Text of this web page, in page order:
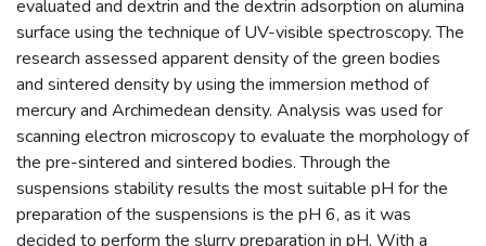
evaluated and dextrin and the dextrin adsorption on alumina
surface using the technique of UV-visible spectroscopy. The
research assessed apparent density of the green bodies
and sintered density by using the immersion method of
mercury and Archimedean density. Analysis was used for
scanning electron microscopy to evaluate the morphology of
the pre-sintered and sintered bodies. Through the
suspensions stability results the most suitable pH for the
preparation of the suspensions is the pH 6, as it was
decided to perform the slurry preparation in pH. With a